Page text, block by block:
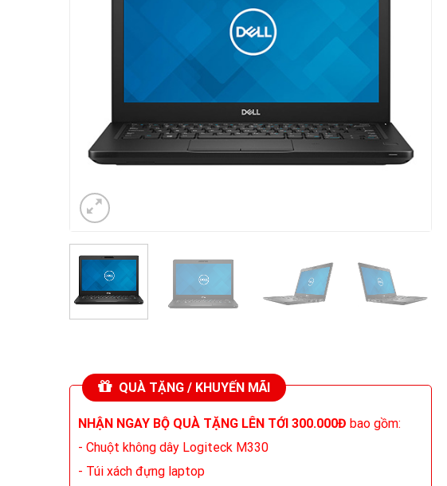
QUÀ TẶNG / KHUYẾN MÃI
NHẬN NGAY BỘ QUÀ TẶNG LÊN TỚI 300.000Đ bao gồm:
- Chuột không dây Logiteck M330
- Túi xách đựng laptop